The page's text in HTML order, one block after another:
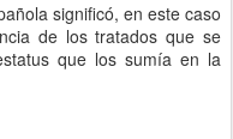
significó, en este caso
de los tratados que se
que los sumía en la